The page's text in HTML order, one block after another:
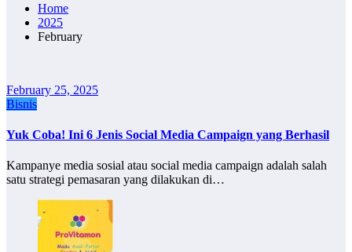
Home
2025
February
February 25, 2025
Bisnis
Yuk Coba! Ini 6 Jenis Social Media Campaign yang Berhasil
Kampanye media sosial atau social media campaign adalah salah
satu strategi pemasaran yang dilakukan di…